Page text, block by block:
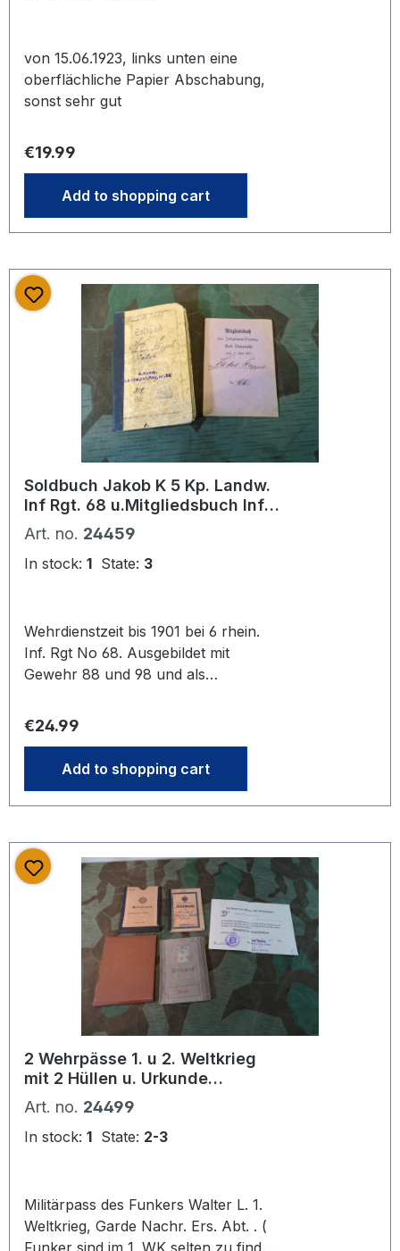
von 15.06.1923, links unten eine
oberflächliche Papier Abschabung,
sonst sehr gut
Regular price:
€19.99
Add to shopping cart
Soldbuch Jakob K 5 Kp. Landw.
Inf Rgt. 68 u.Mitgliedsbuch Inf.
Verein Bad Neuenahr.
Art. no. 24459
In stock: 1 State: 3
Wehrdienstzeit bis 1901 bei 6 rhein.
Inf. Rgt No 68. Ausgebildet mit
Gewehr 88 und 98 und als
Dienst eingetreten. Kämpfe Metz,
entlassen wegen Demobilmachung.
Schönes Mitgliedsbuch des Infanterie
vereins Bad Neuenahr, gegr.1931.
Trageberechtigung der
Hakenkreuzarmbinde
Regular price:
€24.99
Add to shopping cart
2 Wehrpässe 1. u 2. Weltkrieg
mit 2 Hüllen u. Urkunde
Ehrenkreuz f. Frontkämpfer
Art. no. 24499
In stock: 1 State: 2-3
Militärpass des Funkers Walter L. 1.
Weltkrieg, Garde Nachr. Ers. Abt. . (
Funker sind im 1. WK selten zu finden